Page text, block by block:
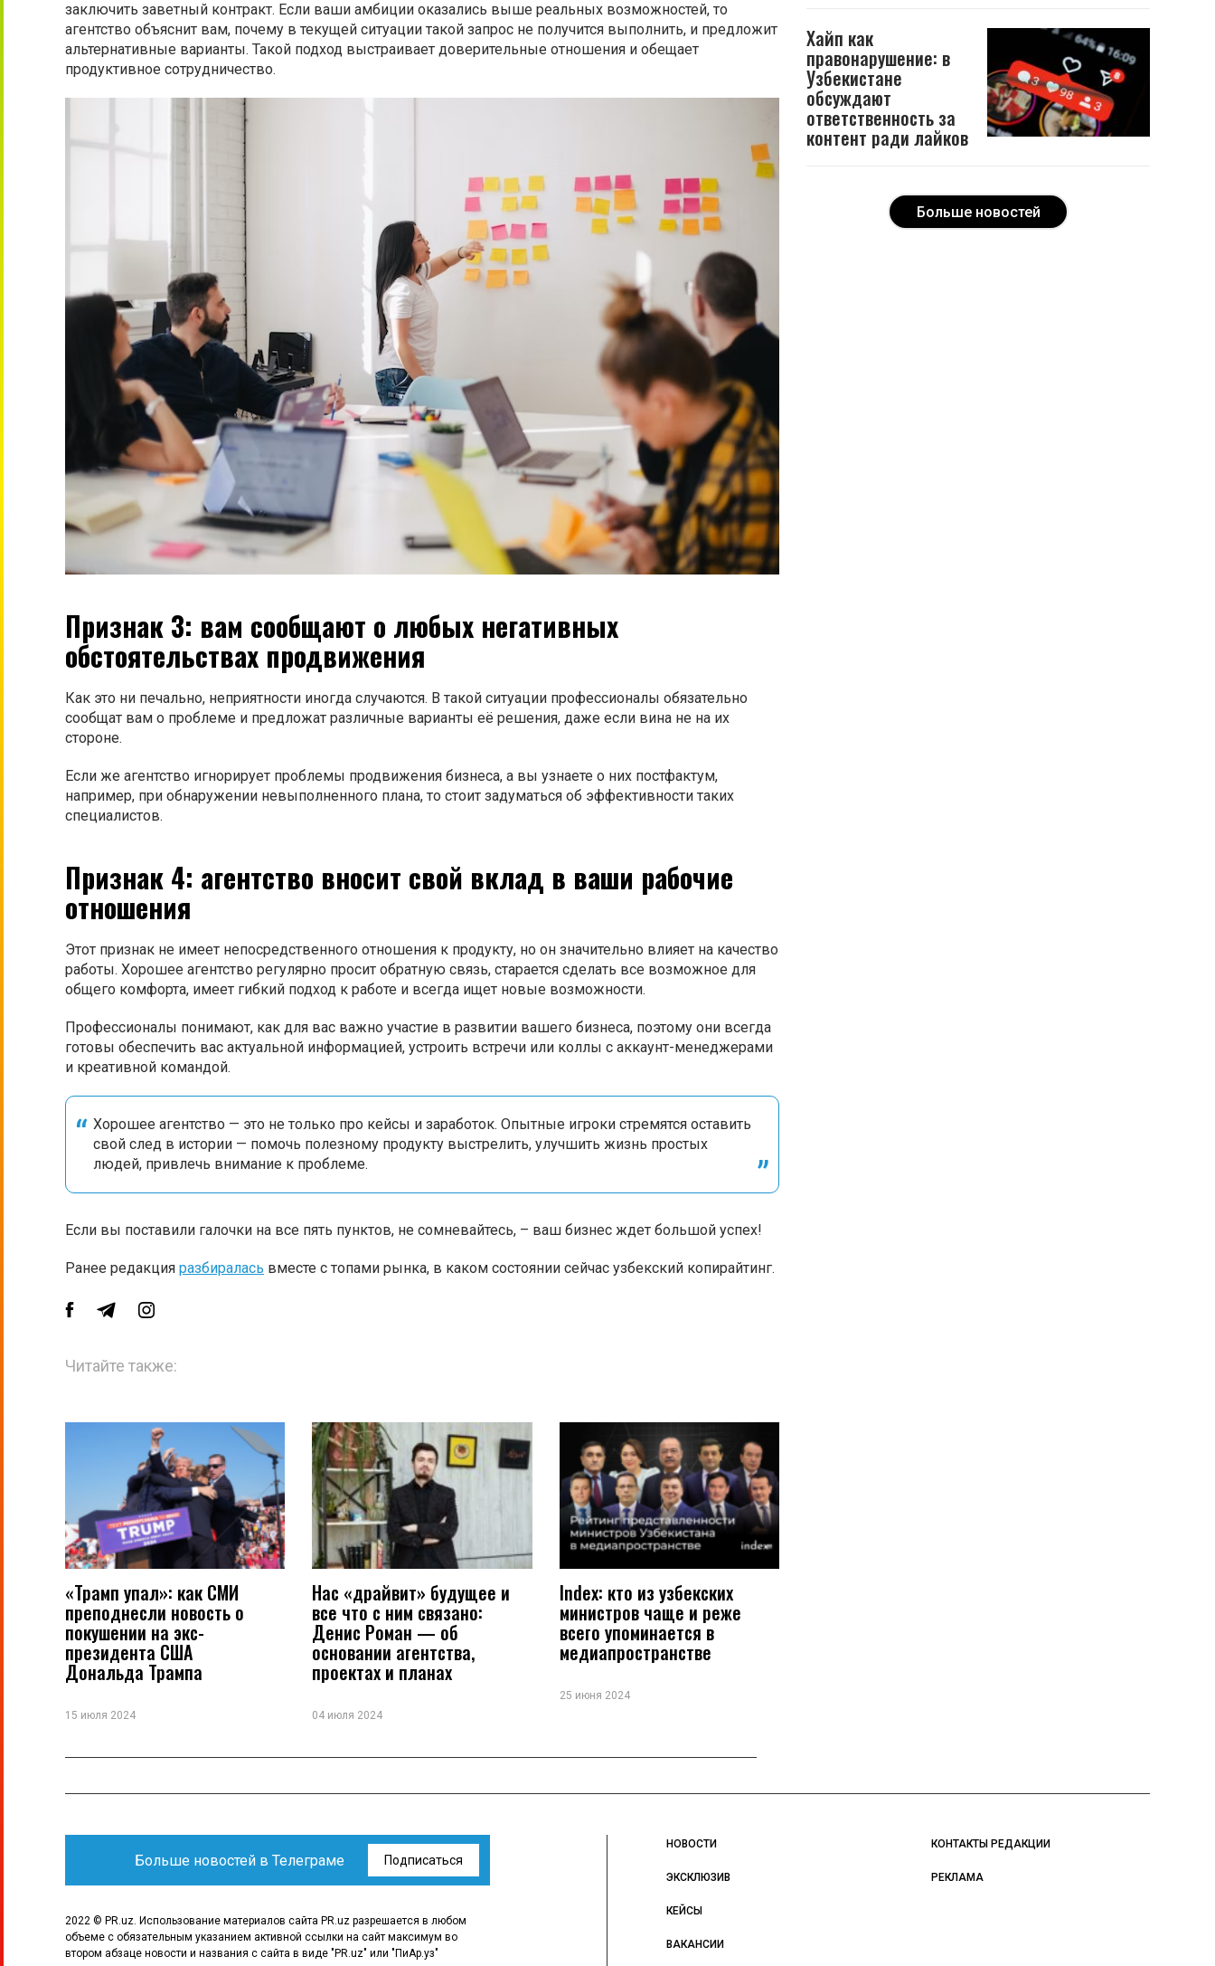
заключить заветный контракт. Если ваши амбиции оказались выше реальных возможностей, то
агентство объяснит вам, почему в текущей ситуации такой запрос не получится выполнить, и предложит
альтернативные варианты. Такой подход выстраивает доверительные отношения и обещает
продуктивное сотрудничество.
Признак 3: вам сообщают о любых негативных
обстоятельствах продвижения
Как это ни печально, неприятности иногда случаются. В такой ситуации профессионалы обязательно
сообщат вам о проблеме и предложат различные варианты её решения, даже если вина не на их
стороне.
Если же агентство игнорирует проблемы продвижения бизнеса, а вы узнаете о них постфактум,
например, при обнаружении невыполненного плана, то стоит задуматься об эффективности таких
специалистов.
Признак 4: агентство вносит свой вклад в ваши рабочие
отношения
Этот признак не имеет непосредственного отношения к продукту, но он значительно влияет на качество
работы. Хорошее агентство регулярно просит обратную связь, старается сделать все возможное для
общего комфорта, имеет гибкий подход к работе и всегда ищет новые возможности.
Профессионалы понимают, как для вас важно участие в развитии вашего бизнеса, поэтому они всегда
готовы обеспечить вас актуальной информацией, устроить встречи или коллы с аккаунт-менеджерами
и креативной командой.
Хорошее агентство — это не только про кейсы и заработок. Опытные игроки стремятся оставить
свой след в истории — помочь полезному продукту выстрелить, улучшить жизнь простых
людей, привлечь внимание к проблеме.
Если вы поставили галочки на все пять пунктов, не сомневайтесь, – ваш бизнес ждет большой успех!
Ранее редакция разбиралась вместе с топами рынка, в каком состоянии сейчас узбекский копирайтинг.
Читайте также:
«Трамп упал»: как СМИ
преподнесли новость о
покушении на экс-
президента США
Дональда Трампа
15 июля 2024
Нас «драйвит» будущее и
все что с ним связано:
Денис Роман — об
основании агентства,
проектах и планах
04 июля 2024
Index: кто из узбекских
министров чаще и реже
всего упоминается в
медиапространстве
25 июня 2024
Хайп как
правонарушение: в
Узбекистане
обсуждают
ответственность за
контент ради лайков
Больше новостей
Больше новостей в Телеграме Подписаться
2022 © PR.uz. Использование материалов сайта PR.uz разрешается в любом
объеме с обязательным указанием активной ссылки на сайт максимум во
втором абзаце новости и названия с сайта в виде "PR.uz" или "ПиАр.уз"
НОВОСТИ
ЭКСКЛЮЗИВ
КЕЙСЫ
ВАКАНСИИ
КОНТАКТЫ РЕДАКЦИИ
РЕКЛАМА